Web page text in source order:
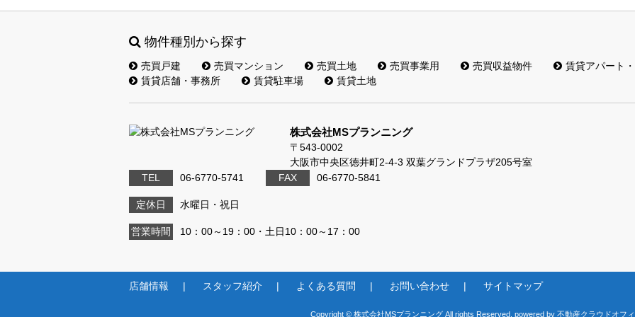
物件種別から探す
売買戸建 売買マンション 売買土地 売買事業用 売買収益物件
賃貸アパート
賃貸店舗・事務所
賃貸駐車場 賃貸土地
株式会社MSプランニング
〒543-0002
大阪市中央区徳井町2-4-3 双葉グランドプラザ205号室
TEL
06-6770-5741 FAX 06-6770-5841
定休日 水曜日・祝日
営業時間 10：00～19：00・土日10：00～17：00
店舗情報 スタッフ紹介 よくある質問 お問い合わせ サイトマップ
Copyright © 株式会社MSプランニング All rights Reserved. powered by 不動産クラウドオフィ